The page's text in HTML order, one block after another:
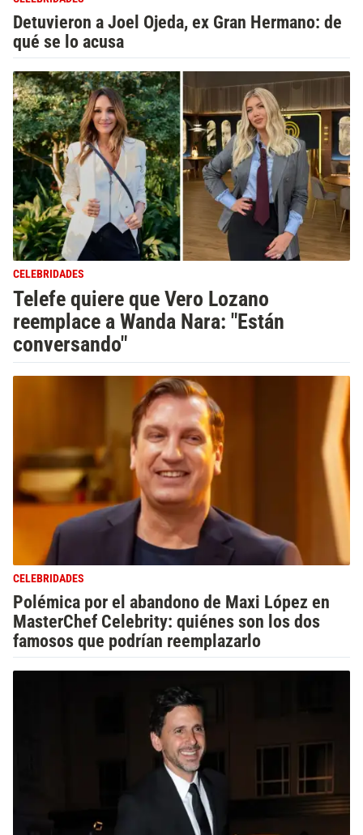
Detuvieron a Joel Ojeda, ex Gran Hermano: de
qué se lo acusa
CELEBRIDADES
Telefe quiere que Vero Lozano
reemplace a Wanda Nara: "Están
conversando"
CELEBRIDADES
Polémica por el abandono de Maxi López en
MasterChef Celebrity: quiénes son los dos
famosos que podrían reemplazarlo